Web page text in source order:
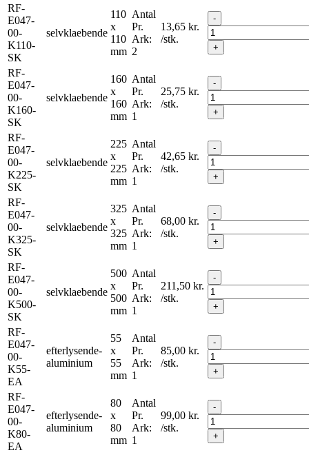
RF-
E047-
00-
K110-
SK
selvklaebende
110
x
110
mm
Antal
Pr.
Ark:
2
13,65 kr.
/stk.
-
+
RF-
E047-
00-
K160-
SK
selvklaebende
160
x
160
mm
Antal
Pr.
Ark:
1
25,75 kr.
/stk.
-
+
RF-
E047-
00-
K225-
SK
selvklaebende
225
x
225
mm
Antal
Pr.
Ark:
1
42,65 kr.
/stk.
-
+
RF-
E047-
00-
K325-
SK
selvklaebende
325
x
325
mm
Antal
Pr.
Ark:
1
68,00 kr.
/stk.
-
+
RF-
E047-
00-
K500-
SK
selvklaebende
500
x
500
mm
Antal
Pr.
Ark:
1
211,50 kr.
/stk.
-
+
RF-
E047-
00-
K55-
EA
efterlysende-
aluminium
55
x
55
mm
Antal
Pr.
Ark:
1
85,00 kr.
/stk.
-
+
RF-
E047-
00-
K80-
EA
efterlysende-
aluminium
80
x
80
mm
Antal
Pr.
Ark:
1
99,00 kr.
/stk.
-
+